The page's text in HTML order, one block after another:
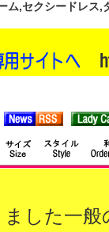
ム,セクシードレス
した一